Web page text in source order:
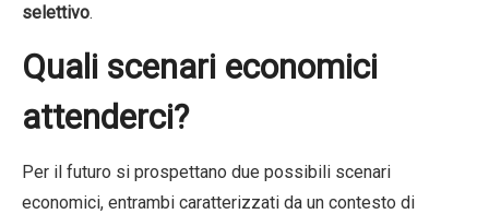
selettivo.
Quali scenari economici
attenderci?
Per il futuro si prospettano due possibili scenari
economici, entrambi caratterizzati da un contesto di